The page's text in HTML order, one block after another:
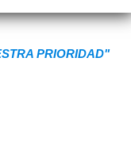
PRIORIDAD"